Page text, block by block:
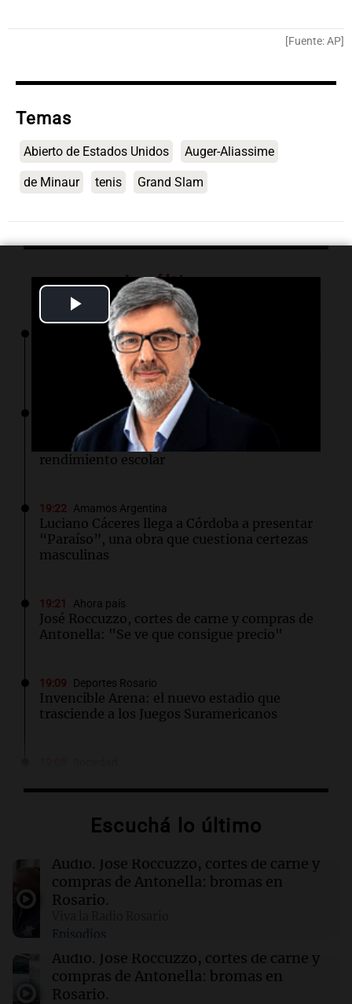
Play
Video
[Fuente: AP]
Temas
Abierto de Estados Unidos Auger-Aliassime
de Minaur tenis Grand Slam
Lo último
Deportes
Central busca reafirmarse como local ante un
Aldosivi necesitado
Sociedad
Un estudio reveló que abrir redes sociales
antes de los 14 años puede afectar el
rendimiento escolar
19:22 Amamos Argentina
Luciano Cáceres llega a Córdoba a presentar
“Paraíso”, una obra que cuestiona certezas
masculinas
19:21 Ahora país
José Roccuzzo, cortes de carne y compras de
Antonella: "Se ve que consigue precio"
19:09 Deportes Rosario
Invencible Arena: el nuevo estadio que
trasciende a los Juegos Suramericanos
lunes 10 de agosto tras rechazar su
19:01 Informados al regreso
Giordano advirtió por el endeudamiento: "La
solución es que haya más crédito y a menor
tasa"
18:54 Deportes
El futuro del "Cuti" Romero en la cuerda floja:
tres grandes de Europa lo quieren
Escuchá lo último
Audio. José Roccuzzo, cortes de carne y
compras de Antonella: bromas en
Rosario.
Episodios
Audio. José Roccuzzo, cortes de carne y
compras de Antonella: bromas en
Rosario.